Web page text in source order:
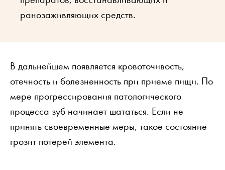
ранозаживляющих средств.
В дальнейшем появляется кровоточивость,
отечность и болезненность при приеме пищи. По
мере прогрессирования патологического
процесса зуб начинает шататься. Если не
принять своевременные меры, такое состояние
грозит потерей элемента.